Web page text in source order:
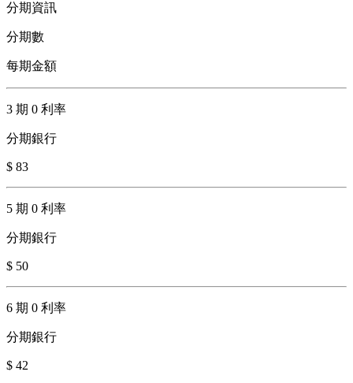
分期資訊
分期數
每期金額
3 期 0 利率
分期銀行
$ 83
5 期 0 利率
分期銀行
$ 50
6 期 0 利率
分期銀行
$ 42